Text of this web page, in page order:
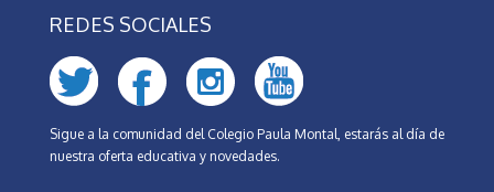
REDES SOCIALES
Sigue a la comunidad del Colegio Paula Montal, estarás al día de
nuestra oferta educativa y novedades.